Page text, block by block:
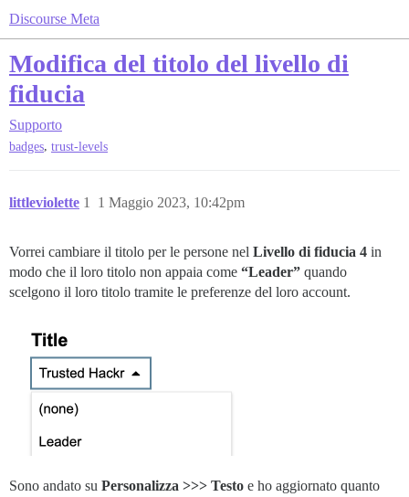
Discourse Meta
Modifica del titolo del livello di
fiducia
Supporto
badges, trust-levels
littleviolette 1 Maggio 2023, 10:42pm
1
Vorrei cambiare il titolo per le persone nel Livello di fiducia 4 in
modo che il loro titolo non appaia come “Leader” quando
scelgono il loro titolo tramite le preferenze del loro account.
Sono andato su Personalizza >>> Testo e ho aggiornato quanto